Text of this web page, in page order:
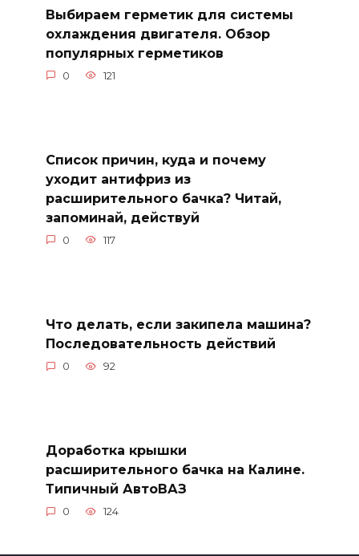
Выбираем герметик для системы
охлаждения двигателя. Обзор
популярных герметиков
0 121
Список причин, куда и почему
уходит антифриз из
расширительного бачка? Читай,
запоминай, действуй
0 117
Что делать, если закипела машина?
Последовательность действий
0 92
Доработка крышки
расширительного бачка на Калине.
Типичный АвтоВАЗ
0 124